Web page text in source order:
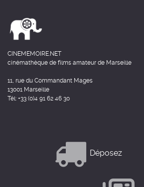
CINEMEMOIRE.NET
cinémathèque de films amateur de Marseille
11, rue du Commandant Mages
13001 Marseille
Tél: +33 (0)4 91 62 46 30
Déposez